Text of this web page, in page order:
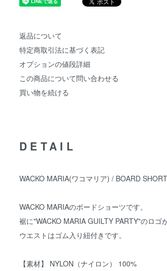
返品について
特定商取引法に基づく表記
オプションの値段詳細
この商品について問い合わせる
買い物を続ける
DETAIL
WACKO MARIA(ワコマリア) / BOARD
WACKO MARIAのボードショーツです。
裾に"WACKO MARIA GUILTY PARTY"のロゴ
ウエストはゴム入り紐付きです。
【素材】 NYLON（ナイロン） 100%